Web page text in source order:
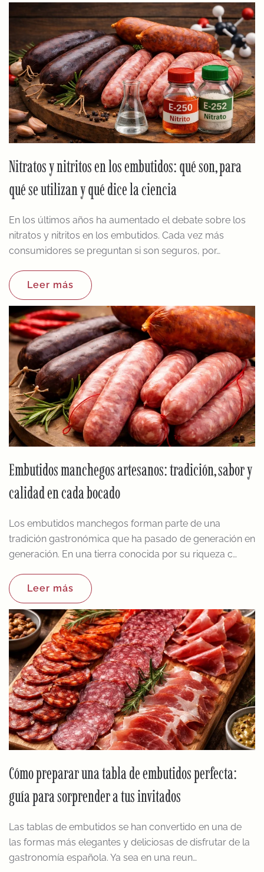
Nitratos y nitritos en los embutidos: qué son, para
qué se utilizan y qué dice la ciencia
En los últimos años ha aumentado el debate sobre los
nitratos y nitritos en los embutidos. Cada vez más
consumidores se preguntan si son seguros, por…
Leer más
Embutidos manchegos artesanos: tradición, sabor y
calidad en cada bocado
Los embutidos manchegos forman parte de una
tradición gastronómica que ha pasado de generación en
generación. En una tierra conocida por su riqueza c…
Leer más
Cómo preparar una tabla de embutidos perfecta:
guía para sorprender a tus invitados
Las tablas de embutidos se han convertido en una de
las formas más elegantes y deliciosas de disfrutar de la
gastronomía española. Ya sea en una reun…